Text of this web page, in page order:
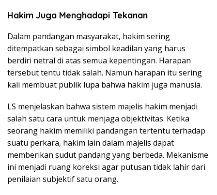
Hakim Juga Menghadapi Tekanan
Dalam pandangan masyarakat, hakim sering
ditempatkan sebagai simbol keadilan yang harus
berdiri netral di atas semua kepentingan. Harapan
tersebut tentu tidak salah. Namun harapan itu sering
kali membuat publik lupa bahwa hakim juga manusia.
LS menjelaskan bahwa sistem majelis hakim menjadi
salah satu cara untuk menjaga objektivitas. Ketika
seorang hakim memiliki pandangan tertentu terhadap
suatu perkara, hakim lain dalam majelis dapat
memberikan sudut pandang yang berbeda. Mekanisme
ini menjadi ruang koreksi agar putusan tidak lahir dari
penilaian subjektif satu orang.